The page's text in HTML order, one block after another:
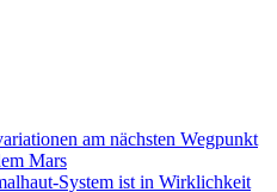
am nächsten Wegpunkt
Mars
System ist in Wirklichkeit